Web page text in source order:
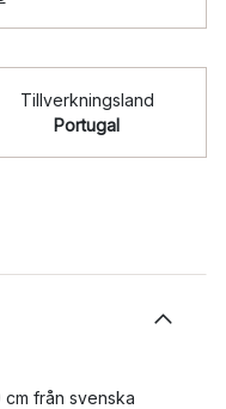
Tillverkningsland
Portugal
från svenska